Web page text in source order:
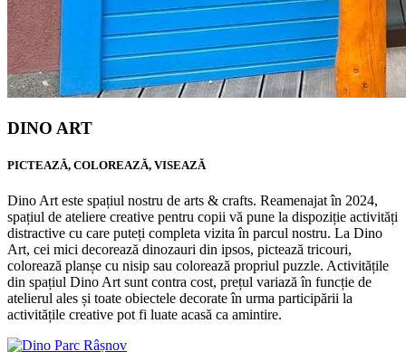
DINO ART
PICTEAZĂ, COLOREAZĂ, VISEAZĂ
Dino Art este spațiul nostru de arts & crafts. Reamenajat în 2024,
spațiul de ateliere creative pentru copii vă pune la dispoziție activități
distractive cu care puteți completa vizita în parcul nostru. La Dino
Art, cei mici decorează dinozauri din ipsos, pictează tricouri,
colorează planșe cu nisip sau colorează propriul puzzle. Activitățile
din spațiul Dino Art sunt contra cost, prețul variază în funcție de
atelierul ales și toate obiectele decorate în urma participării la
activitățile creative pot fi luate acasă ca amintire.